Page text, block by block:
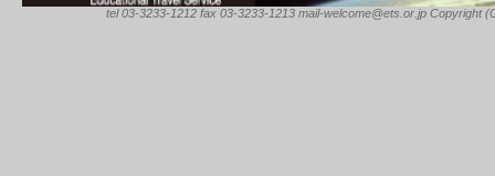
tel 03-3233-1212 fax 03-3233-1213 mail-welcome@ets.or.jp Copyright